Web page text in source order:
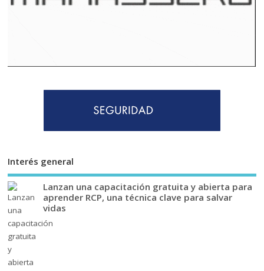
Interés general
Lanzan una capacitación gratuita y abierta para
aprender RCP, una técnica clave para salvar
vidas